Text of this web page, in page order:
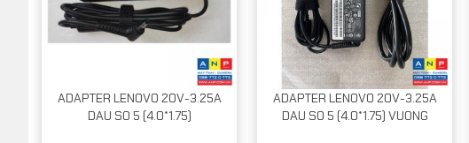
ADAPTER LENOVO 20V-3.25A
DAU SO 5 (4.0*1.75)
ADAPTER LENOVO 20V-3.25A
DAU SO 5 (4.0*1.75) VUONG